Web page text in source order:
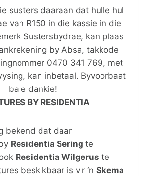
susters daaraan dat hulle hul
van R150 in die kassie in die
Sustersbydrae, kan plaas
by Absa, takkode
0470 341 769, met
kan inbetaal. Byvoorbaat
baie dankie!
BY RESIDENTIA
bekend dat daar
Residentia Sering te
Residentia Wilgerus te
beskikbaar is vir ‘n Skema